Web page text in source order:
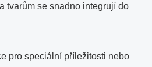
tvarům se snadno integrují do
pro speciální příležitosti nebo